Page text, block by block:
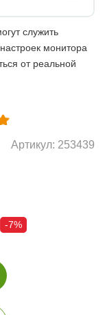
служить
монитора
от реальной
Артикул: 253439
-7%